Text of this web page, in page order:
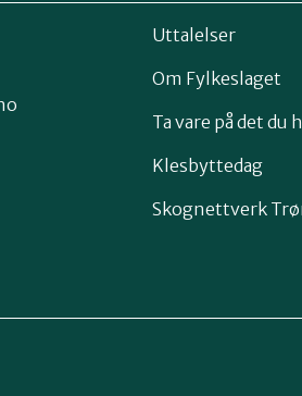
Uttalelser
Om Fylkeslaget
Ta vare på det du
Klesbyttedag
Skognettverk